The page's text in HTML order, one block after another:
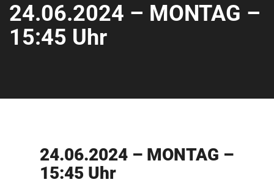
24.06.2024 – MONTAG –
15:45 Uhr
24.06.2024 – MONTAG –
15:45 Uhr